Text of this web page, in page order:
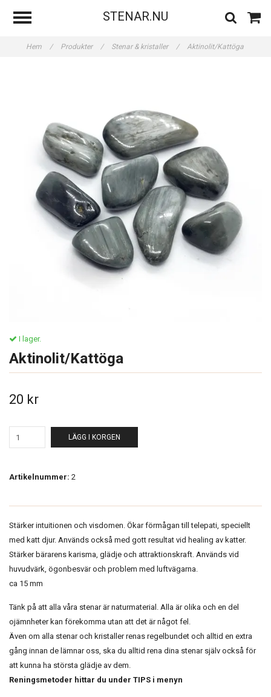
STENAR.NU
Hem / Produkter / Stenar & kristaller / Aktinolit/Kattöga
I lager.
Aktinolit/Kattöga
20 kr
LÄGG I KORGEN
Artikelnummer: 2
Stärker intuitionen och visdomen. Ökar förmågan till telepati, speciellt
med katt djur. Används också med gott resultat vid healing av katter.
Stärker bärarens karisma, glädje och attraktionskraft. Används vid
huvudvärk, ögonbesvär och problem med luftvägarna.
ca 15 mm
Tänk på att alla våra stenar är naturmaterial. Alla är olika och en del
ojämnheter kan förekomma utan att det är något fel.
Även om alla stenar och kristaller renas regelbundet och alltid en extra
gång innan de lämnar oss, ska du alltid rena dina stenar själv också för
att kunna ha största glädje av dem.
Reningsmetoder hittar du under TIPS i menyn